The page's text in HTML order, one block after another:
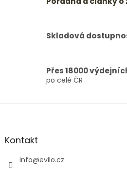
Skladová
Přes 18000
po celé ČR
Z
aKontakt
info@evilo.cz